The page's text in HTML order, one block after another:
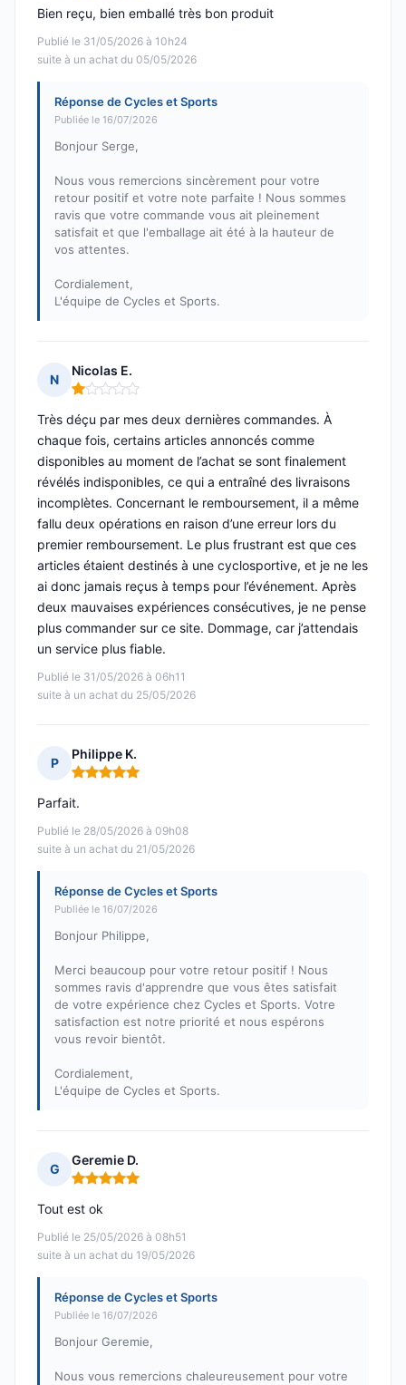
Publié le 31/05/2026 à 10h24
suite à un achat du 05/05/2026
Bien reçu, bien emballé très bon produit
Réponse de Cycles et Sports
Publiée le 16/07/2026
Bonjour Serge,
Nous vous remercions sincèrement pour votre
retour positif et votre note parfaite ! Nous sommes
ravis que votre commande vous ait pleinement
satisfait et que l'emballage ait été à la hauteur de
vos attentes.
Cordialement,
L'équipe de Cycles et Sports.
N
Nicolas E.
Note : 1 sur 5
Publié le 31/05/2026 à 06h11
suite à un achat du 25/05/2026
Très déçu par mes deux dernières commandes. À
chaque fois, certains articles annoncés comme
disponibles au moment de l’achat se sont finalement
révélés indisponibles, ce qui a entraîné des livraisons
incomplètes. Concernant le remboursement, il a même
fallu deux opérations en raison d’une erreur lors du
premier remboursement. Le plus frustrant est que ces
articles étaient destinés à une cyclosportive, et je ne les
ai donc jamais reçus à temps pour l’événement. Après
deux mauvaises expériences consécutives, je ne pense
plus commander sur ce site. Dommage, car j’attendais
un service plus fiable.
P
Philippe K.
Note : 5 sur 5
Publié le 28/05/2026 à 09h08
suite à un achat du 21/05/2026
Parfait.
Réponse de Cycles et Sports
Publiée le 16/07/2026
Bonjour Philippe,
Merci beaucoup pour votre retour positif ! Nous
sommes ravis d'apprendre que vous êtes satisfait
de votre expérience chez Cycles et Sports. Votre
satisfaction est notre priorité et nous espérons
vous revoir bientôt.
Cordialement,
L'équipe de Cycles et Sports.
G
Geremie D.
Note : 5 sur 5
Publié le 25/05/2026 à 08h51
suite à un achat du 19/05/2026
Tout est ok
Réponse de Cycles et Sports
Publiée le 16/07/2026
Bonjour Geremie,
Nous vous remercions chaleureusement pour votre